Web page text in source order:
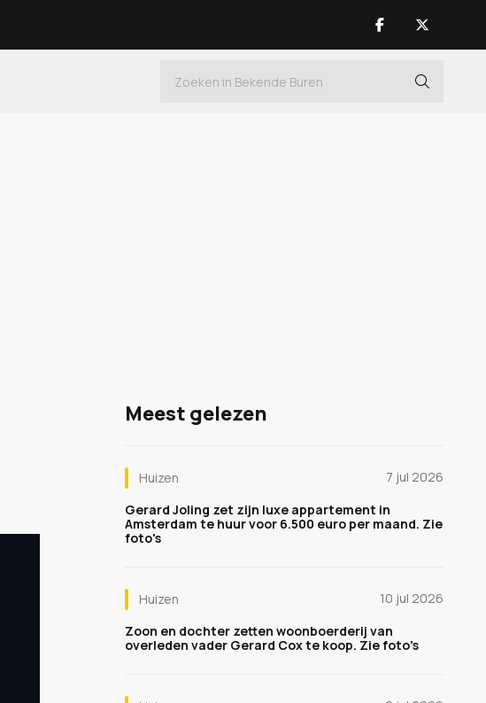
Meest gelezen
Huizen
7 jul 2026
Gerard Joling zet zijn luxe appartement in
Amsterdam te huur voor 6.500 euro per maand. Zie
foto's
Huizen
10 jul 2026
Zoon en dochter zetten woonboerderij van
overleden vader Gerard Cox te koop. Zie foto's